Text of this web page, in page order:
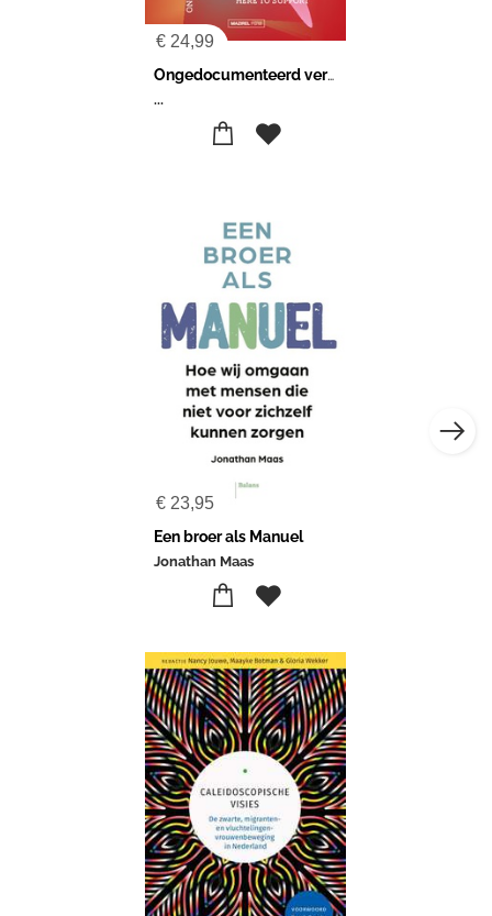
€ 24,99
Ongedocumenteerd verzet
...
€ 23,95
Een broer als Manuel
Jonathan Maas